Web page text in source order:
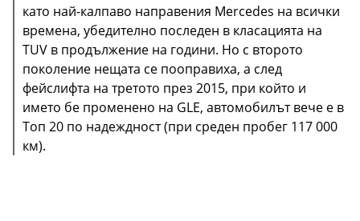
като най-калпаво направения Mercedes на всички
времена, убедително последен в класацията на
TUV в продължение на години. Но с второто
поколение нещата се пооправиха, а след
фейслифта на третото през 2015, при който и
името бе променено на GLE, автомобилът вече е в
Топ 20 по надеждност (при среден пробег 117 000
км).